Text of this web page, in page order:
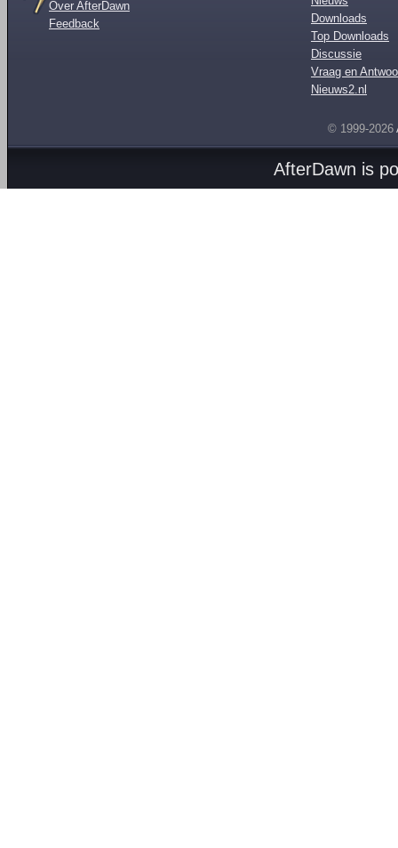
Over AfterDawn
Feedback
Downloads
Top Downloads
Discussie
Vraag en
Nieuws2.nl
© 1999-2026
AfterDawn is